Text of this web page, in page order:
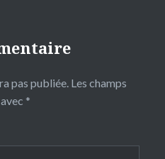
pas publiée. Les champs
*